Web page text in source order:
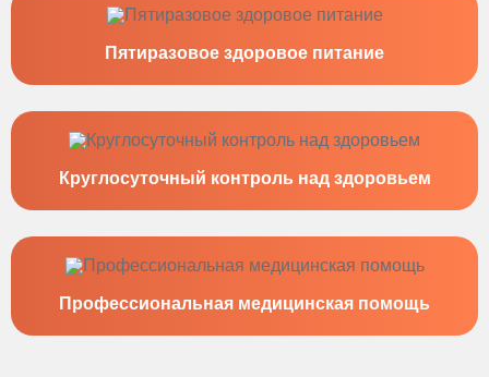
Пятиразовое здоровое питание
Круглосуточный контроль над здоровьем
Профессиональная медицинская помощь